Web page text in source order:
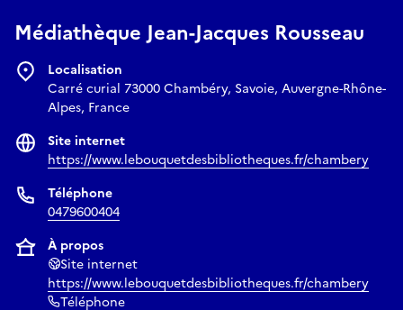
Médiathèque Jean-Jacques Rousseau
Localisation
Carré curial 73000 Chambéry, Savoie, Auvergne-Rhône-
Alpes, France
Site internet
https://www.lebouquetdesbibliotheques.fr/chambery
Téléphone
0479600404
À propos
Site internet
https://www.lebouquetdesbibliotheques.fr/chambery
Téléphone